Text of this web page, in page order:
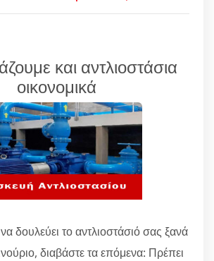
και αντλιοστάσια
οικονομικά
δουλεύει το αντλιοστάσιό σας ξανά
διαβάστε τα επόμενα: Πρέπει